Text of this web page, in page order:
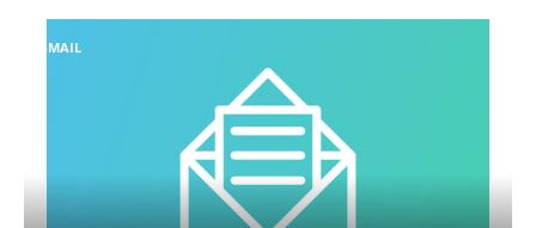
E-MAIL